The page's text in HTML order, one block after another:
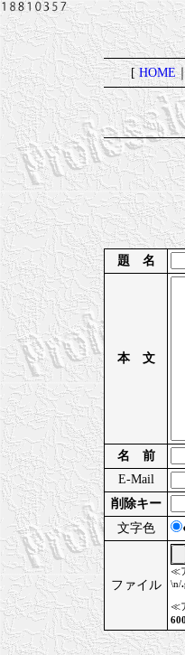
[HOME
題 名
本 文
名 前
E-Mail
削除キー
文字色
ファイル
≪
\n/
≪